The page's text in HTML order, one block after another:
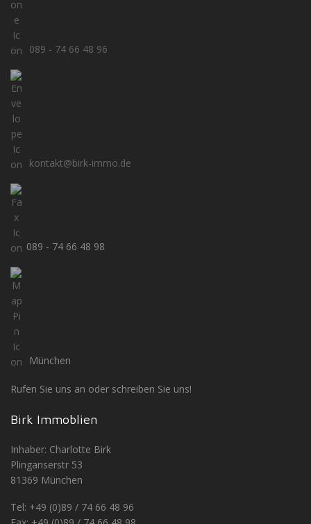
089 - 74 66 48 96
kontakt@birk-immo.de
089 - 74 66 48 98
München
Rufen Sie uns an oder schreiben Sie uns!
Birk Immoblien
Inhaber: Charlotte Birk
Plinganserstr 53
81369 München
Tel: +49 (0)89 / 74 66 48 96